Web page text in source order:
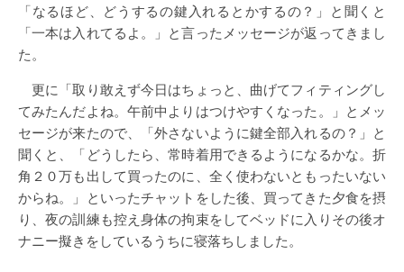
「なるほど、どうするの鍵入れるとかするの？」と聞くと
「一本は入れてるよ。」と言ったメッセージが返ってきまし
た。
更に「取り敢えず今日はちょっと、曲げてフィティングし
てみたんだよね。午前中よりはつけやすくなった。」とメッ
セージが来たので、「外さないように鍵全部入れるの？」と
聞くと、「どうしたら、常時着用できるようになるかな。折
角２０万も出して買ったのに、全く使わないともったいない
からね。」といったチャットをした後、買ってきた夕食を摂
り、夜の訓練も控え身体の拘束をしてベッドに入りその後オ
ナニー擬きをしているうちに寝落ちしました。